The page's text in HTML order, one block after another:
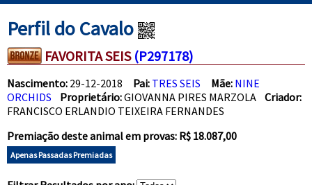
Perfil do Cavalo
FAVORITA SEIS (P297178)
Nascimento: 29-12-2018 Pai: TRES SEIS Mãe: NINE
ORCHIDS
Proprietário:GIOVANNA PIRES MARZOLA Criador:
FRANCISCO ERLANDIO TEIXEIRA FERNANDES
Premiação deste animal em provas: R$ 18.087,00
Apenas Passadas Premiadas